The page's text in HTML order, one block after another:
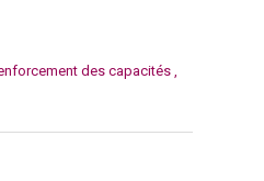
des capacités